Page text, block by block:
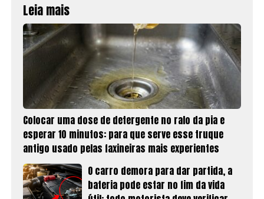
Leia mais
Colocar uma dose de detergente no ralo da pia e
esperar 10 minutos: para que serve esse truque
antigo usado pelas faxineiras mais experientes
O carro demora para dar partida, a
bateria pode estar no fim da vida